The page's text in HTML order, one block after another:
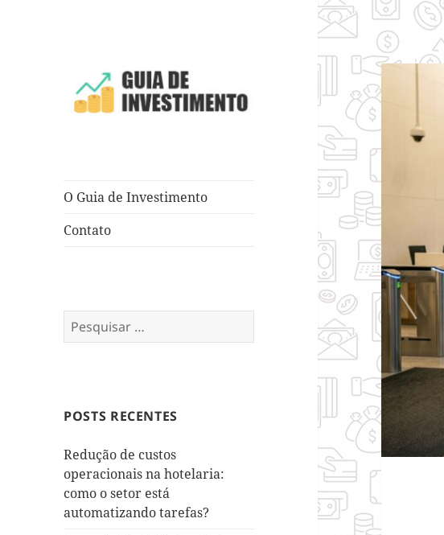
O Guia de Investimento
Contato
Pesquisar
por:
POSTS RECENTES
Redução de custos
operacionais na hotelaria:
como o setor está
automatizando tarefas?